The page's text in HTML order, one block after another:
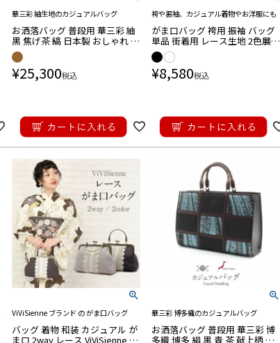
華三彩 紬生地のカジュアルバッグ
お洒落バッグ 普段用 華三彩 紬
黒 焦げ茶 縞 日本製 おしゃれ ブ
ラック ブラウン 小紋 紬着物用
¥25,300税込
袴や振袖、カジュアル着物やお洋服にも
がま口バッグ 袴用 振袖 バッグ
単品 街着用 レース生地 2色展開
アイボリー ブラック 白 黒 レー
ス
¥8,580税込
ViViSienne ブランド の がま口バッグ
バッグ 着物 和装 カジュアル が
ま口 2way レース ViViSienne ブ
華三彩 博多織のカジュアルバッグ
お洒落バッグ 普段用 華三彩 博
多織 博多 絹 黒 青 茶 献上柄 日